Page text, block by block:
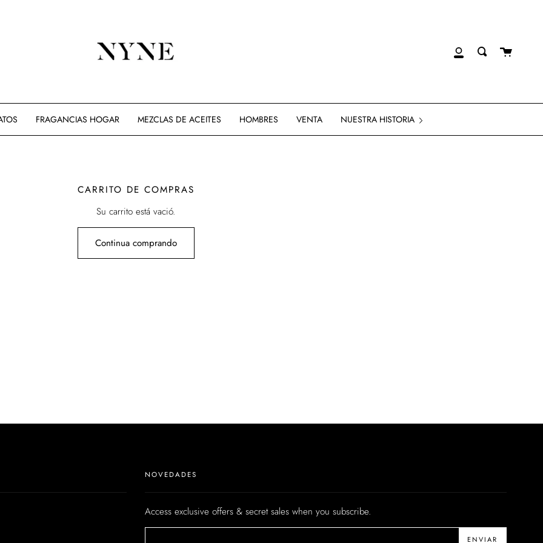
Mi
Enviar
Carrito
FRAGANCIAS HOGAR MEZCLAS DE ACEITES HOMBRES VENTA NUESTRA HISTORIA
CARRITO DE COMPRAS
Su carrito está vació.
Continua comprando
NOVEDADES
Access exclusive offers & secret sales when you subscribe.